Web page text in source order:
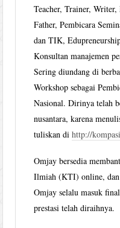
Teacher, Trainer,
Father, Pembicara
dan TIK,
Konsultan manajemen
Sering diundang di
Workshop sebagai
Nasional. Dirinya telah
nusantara, karena
tuliskan dihttp://
Omjay bersedia
Ilmiah (KTI) online,
Omjay selalu masuk
prestasi telah diraihnya.